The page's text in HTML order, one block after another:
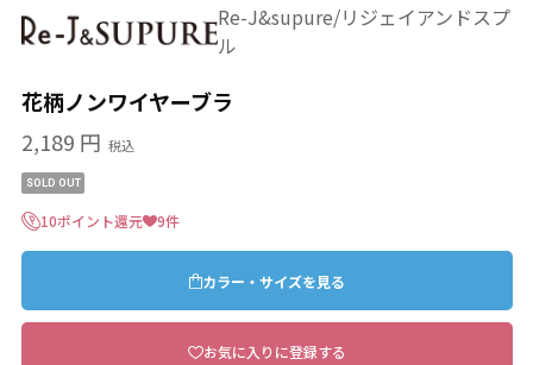
Re-J&supure/リジェイアンドスプ
ル
花柄ノンワイヤーブラ
2,189 円 税込
SOLD OUT
10ポイント還元 9件
カラー・サイズを見る
お気に入りに登録する